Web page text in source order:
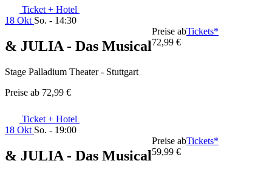
Ticket + Hotel
18 Okt So. - 14:30
& JULIA - Das Musical
Stage Palladium Theater - Stuttgart
Preise ab 72,99 €
Preise ab
72,99 €
Tickets*
Ticket + Hotel
18 Okt So. - 19:00
& JULIA - Das Musical
Preise ab
59,99 €
Tickets*